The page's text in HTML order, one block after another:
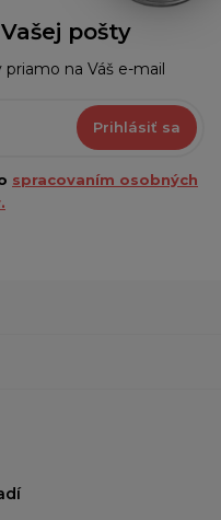
pošty
na Váš e-mail
Prihlásiť sa
spracovaním osobných